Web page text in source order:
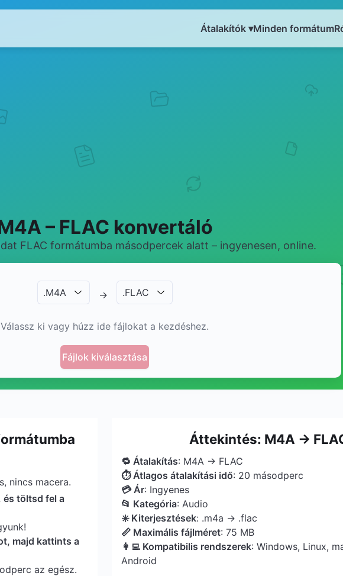
Átalakítók ▾Minden formátum
– FLAC konvertáló
FLAC formátumba másodpercek alatt – ingyenesen, online.
.M4A → .FLAC
Válassz ki vagy húzz ide fájlokat a kezdéshez.
Fájlok kiválasztása
nincs macera.
és töltsd fel a
majd kattints a
az egész.
Áttekintés: M4A →
🔁 Átalakítás: M4A → FLAC
⏱ Átlagos átalakítási idő: 20 másodperc
💳 Ár: Ingyenes
📂 Kategória: Audio
✳️ Kiterjesztések: .m4a → .flac
📏 Maximális fájlméret: 75 MB
👩‍💻 Kompatibilis rendszerek: Windows, Linux,
Android